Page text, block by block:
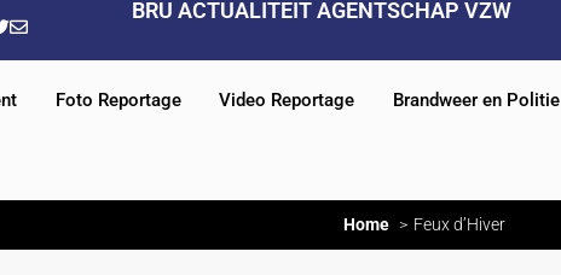
BRU ACTUALITEIT AGENTSCHAP VZW
Foto Reportage Video Reportage Brandweer en Politie
Home Feux d’Hiver